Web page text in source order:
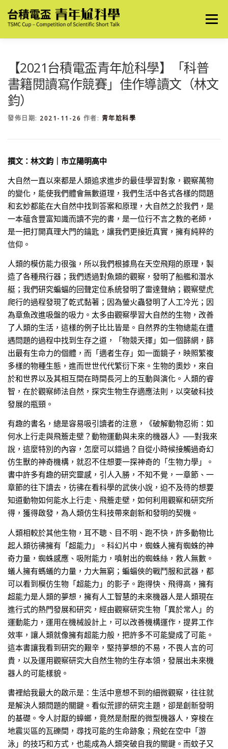
選單
2026 導讀文競賽
【2021台積電盃青年尬科學】「科普
書籍閱讀寫作競賽」佳作導讀文（林文
鈞）
發佈日期: 2021-11-26 作者: 青年尬科學
撰文：林文鈞｜市立陽明高中
大自然一直以來都是人類追求進步的最佳學習對象，觀察萬物
的變化，能使我們體會無數道理，我們生活中各式各樣的問題
和玄妙都能在大自然中找到答案和原理，大自然之於我們，是
一本蘊含豐富知識而讀不完的書，是一位行不言之教的老師，
是一把打開真理大門的鑰匙，讓我們更接近真實，擁有純粹的
信仰。
人類的模仿能力很強，所以我們根據鳥在天空飛翔的原理，製
造了各種飛行器；我們透過對魚類的觀察，發明了船艦和潛水
艇；我們研究蝙蝠的回聲定位系統發明了雷達聲納；觀察壁虎
爬行的過程發現了乾式黏著；因為螢火蟲發明了人工冷光；因
為章魚改進吸盤的吸力。太多由觀察學習大自然的生物，改善
了人類的生活，這樣的例子比比皆是。自然界的生物總能在遭
遇問題的過程中找到生存之道，「物競天擇」如一個篩網，篩
出最有生命力的個體，而「適者生存」如一面鏡子，映照繁複
多樣的物種生態，進而世世代代繁衍下來。生物的奧妙，來自
於和世界以及其相互間在時間長河上的互動與演化。人類的睿
智，在於觀察師法自然，探究生物生存適應法則，以突破科技
發展的瓶頸。
有趣的書名，總是容易吸引讀者的注意，《破解動物忍術：如
何水上行走與飛簷走壁？動物運動與未來的機器人》──對我來
說，這麼特別的內容，怎麼可以錯過？自從小時候接觸過奇幻
仿生獸的神奇機構，就忍不住想要一探神奇的「生物力學」。
書中許多有趣的研究靈感，引人入勝，不知不覺，一章節、一
章節的往下讀去，彷彿在看科學的武俠小說，迫不及待的想要
知道動物如何能水上行走、飛簷走壁，如何利用觀察和研究所
得，獲得啟發，為人類仿生科技帶來創新和發明的契機。
人類相較於其他生物，耳不聰、目不明、跑不快，許多動物比
起人類彷彿擁有「超能力」。科幻片中，蜘蛛人擁有蜘蛛的神
奇力量，蜘蛛感應、吸附能力，噴射出的蜘蛛絲，救人無數。
蟻人擁有螞蟻的力量，力大無窮；蝙蝠俠的戰鬥服和武器，都
可以看到模仿生物「超能力」的影子。跑得快、飛得高，擁有
超能力是人類的夢想，擁有人工智慧的未來機器人是人類現在
進行式的熱門發展和研究，經由觀察研究生物「異於常人」的
運動能力，運用在機械設計上，可以改善機構運作，提昇工作
效率，讓人類就像擁有超能力般，把許多不可能變成了可能。
這本書讓我看到研究的艱辛，堅持夢想的不易，不畏人言的可
貴，以及運用觀察研究大自然生物的生存本領，發展出未來機
器人的可能樣貌。
書裡給我最大的啟示是：生活中意想不到的細微觀察，往往就
是解決人類問題的關鍵。看似荒謬的研究主題，卻是創新發明
的基礎。令人討厭的蟑螂，竟然是耐壓的微型機器人，穿梭在
地震災區的瓦礫間，尋找可能的生命跡象；飛蛇在空中「游
泳」的技巧和方式，也能成為人類突破自我的關鍵。而蚊子又